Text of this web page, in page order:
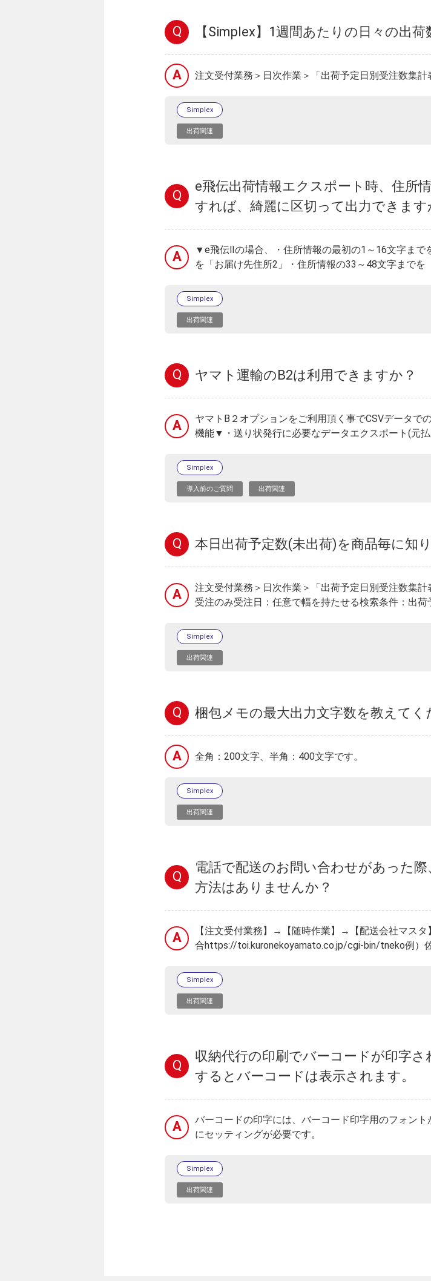
Q 【Simplex】1週間あたりの日々の出
A 注文受付業務＞日次作業＞「出荷予定日別受注数集計
Simplex
出荷関連
Q
e飛伝出荷情報エクスポート時、住所
すれば、綺麗に区切って出力できます
A
▼e飛伝Ⅱの場合、・住所情報の最初の1～16文字ま
を「お届け先住所2」・住所情報の33～48文字までを
Simplex
出荷関連
Q ヤマト運輸のB2は利用できますか？
A
ヤマトB２オプションをご利用頂く事でCSVデータ
機能▼・送り状発行に必要なデータエクスポート(元
Simplex
導入前のご質問 出荷関連
Q 本日出荷予定数(未出荷)を商品毎に知り
A
注文受付業務＞日次作業＞「出荷予定日別受注数集
受注のみ受注日：任意で幅を持たせる検索条件：出荷
Simplex
出荷関連
Q 梱包メモの最大出力文字数を教えてく
A 全角：200文字、半角：400文字です。
Simplex
出荷関連
Q
電話で配送のお問い合わせがあった
方法はありませんか？
A
【注文受付業務】→【随時作業】→【配送会社マス
合https://toi.kuronekoyamato.co.jp/cgi-bin/tneko例）
Simplex
出荷関連
Q
収納代行の印刷でバーコードが印字
するとバーコードは表示されます。
A
バーコードの印字には、バーコード印字用のフォン
にセッティングが必要です。
Simplex
出荷関連